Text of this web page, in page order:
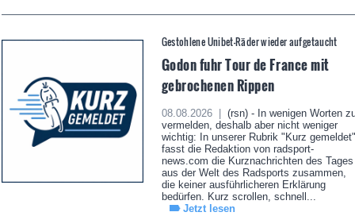
Gestohlene Unibet-Räder wieder aufgetaucht
Godon fuhr Tour de France mit
gebrochenen Rippen
08.08.2026 |
(rsn) - In wenigen Worten
vermelden, deshalb aber nicht weniger
wichtig: In unserer Rubrik "Kurz gemeldet"
fasst die Redaktion von radsport-
news.com die Kurznachrichten des Tages
aus der Welt des Radsports zusammen,
die keiner ausführlicheren Erklärung
bedürfen. Kurz scrollen, schnell...
Jetzt lesen